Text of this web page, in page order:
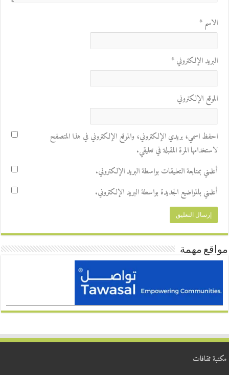
الاسم*
البريد الإلكتروني*
الموقع الإلكتروني
احفظ اسمي، بريدي الإلكتروني، والموقع الإلكتروني في هذا المتصفح
لاستخدامها المرة المقبلة في تعليقي.
أعلمني بمتابعة التعليقات بواسطة البريد الإلكتروني.
أعلمني بالمواضيع الجديدة بواسطة البريد الإلكتروني.
مواقع مهمة
مكتبة ثقافات